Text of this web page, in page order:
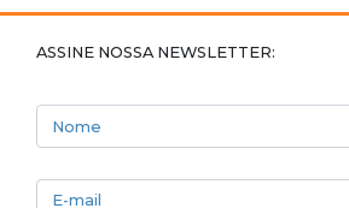
ASSINE NOSSA NEWSLETTER: